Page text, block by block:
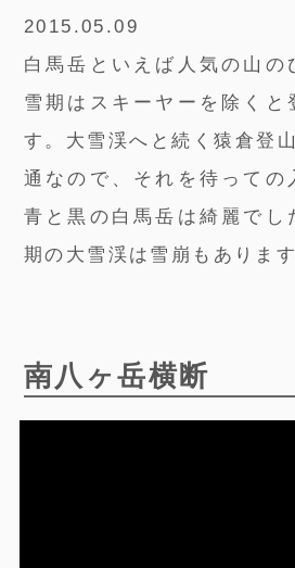
2015.05.09
白馬岳といえば人気の山の
雪期はスキーヤーを除くと
す。大雪渓へと続く猿倉登
通なので、それを待っての
青と黒の白馬岳は綺麗でし
期の大雪渓は雪崩もあります
南八ヶ岳横断